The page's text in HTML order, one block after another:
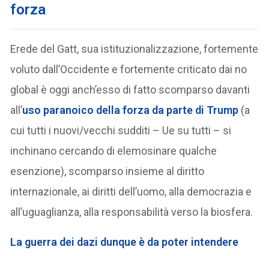
forza
Erede del Gatt, sua istituzionalizzazione, fortemente
voluto dall’Occidente e fortemente criticato dai no
global è oggi anch’esso di fatto scomparso davanti
all’uso paranoico della forza da parte di Trump (a
cui tutti i nuovi/vecchi sudditi – Ue su tutti – si
inchinano cercando di elemosinare qualche
esenzione), scomparso insieme al diritto
internazionale, ai diritti dell’uomo, alla democrazia e
all’uguaglianza, alla responsabilità verso la biosfera.
La guerra dei dazi dunque è da poter intendere